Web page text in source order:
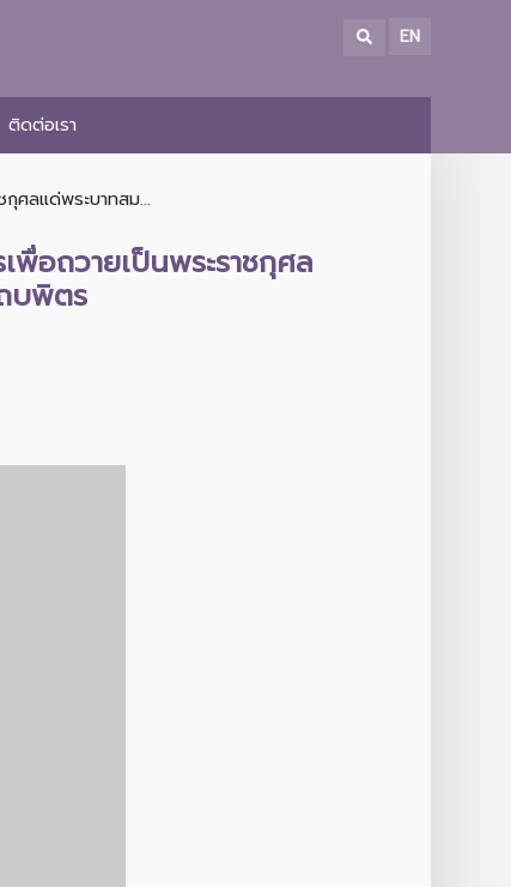
EN
ติดต่อเรา
ศลแด่พระบาทสม...
อถวายเป็นพระราชกุศล
บพิตร